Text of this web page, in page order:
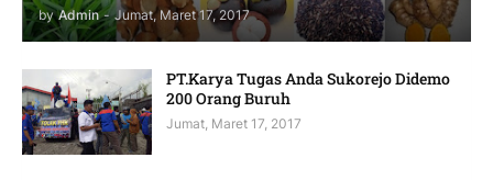
by Admin - Jumat, Maret 17, 2017
PT.Karya Tugas Anda Sukorejo Didemo
200 Orang Buruh
Jumat, Maret 17, 2017